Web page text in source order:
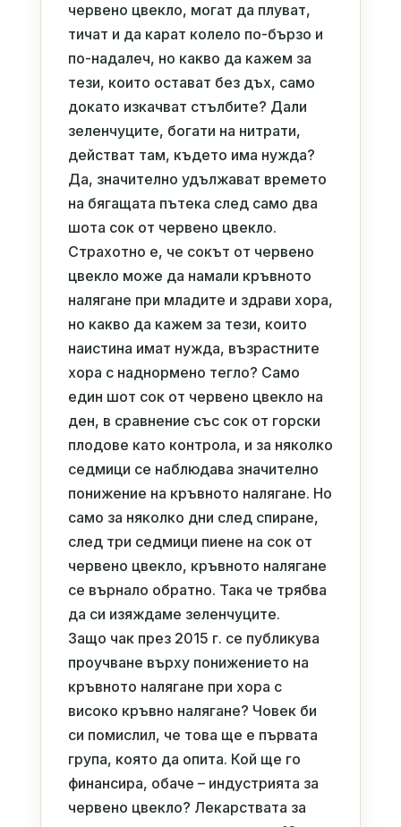
червено цвекло, могат да плуват,
тичат и да карат колело по-бързо и
по-надалеч, но какво да кажем за
тези, които остават без дъх, само
докато изкачват стълбите? Дали
зеленчуците, богати на нитрати,
действат там, където има нужда?
Да, значително удължават времето
на бягащата пътека след само два
шота сок от червено цвекло.
Страхотно е, че сокът от червено
цвекло може да намали кръвното
налягане при младите и здрави хора,
но какво да кажем за тези, които
наистина имат нужда, възрастните
хора с наднормено тегло? Само
един шот сок от червено цвекло на
ден, в сравнение със сок от горски
плодове като контрола, и за няколко
седмици се наблюдава значително
понижение на кръвното налягане. Но
само за няколко дни след спиране,
след три седмици пиене на сок от
червено цвекло, кръвното налягане
се върнало обратно. Така че трябва
да си изяждаме зеленчуците.
Защо чак през 2015 г. се публикува
проучване върху понижението на
кръвното налягане при хора с
високо кръвно налягане? Човек би
си помислил, че това ще е първата
група, която да опита. Кой ще го
финансира, обаче – индустрията за
червено цвекло? Лекарствата за